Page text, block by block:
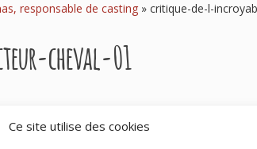
Ce site utilise des cookies
responsable de casting » critique-de-l-
cheval-01